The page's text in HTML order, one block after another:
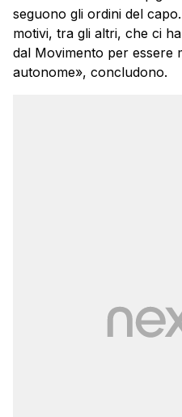
seguono gli ordini del
motivi, tra gli altri, che ci
dal Movimento per essere
autonome», concludono.